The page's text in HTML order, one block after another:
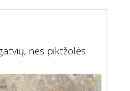
nes piktžolės